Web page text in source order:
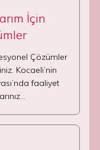
İçin
Çözümler
Kocaeli’nin
faaliyet